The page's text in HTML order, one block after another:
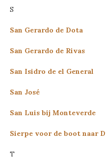
S
San Gerardo de Dota
San Gerardo de Rivas
San Isidro de el General
San José
San Luis bij Monteverde
Sierpe voor de boot naar
T